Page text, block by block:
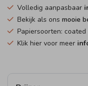
Volledig aanpasbaar
Bekijk als ons mooie
Papiersoorten:
Klik hier voor meer